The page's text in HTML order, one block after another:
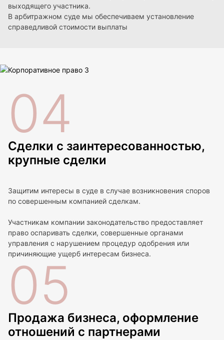
выходящего участника.
В арбитражном суде мы обеспечиваем установление
справедливой стоимости выплаты
04
Сделки с заинтересованностью,
крупные сделки
Защитим интересы в суде в случае возникновения споров
по совершенным компанией сделкам.
Участникам компании законодательство предоставляет
право оспаривать сделки, совершенные органами
управления с нарушением процедур одобрения или
причиняющие ущерб интересам бизнеса.
05
Продажа бизнеса, оформление
отношений с партнерами